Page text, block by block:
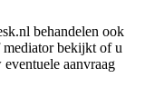
behandelen ook
mediator bekijkt of u
aanvraag